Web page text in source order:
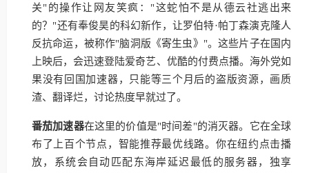
关"的操作让网友笑疯："这蛇怕不是从德云社逃出来
的？"还有奉俊昊的科幻新作，让罗伯特·帕丁森演克隆人
反抗命运，被称作"脑洞版《寄生虫》"。这些片子在国内
上映后，会迅速登陆爱奇艺、优酷的付费点播。海外党如
果没有回国加速器，只能等三个月后的盗版资源，画质
渣、翻译烂，讨论热度早就过了。
番茄加速器在这里的价值是"时间差"的消灭器。它在全球
布了上百个节点，智能推荐最优线路。你在纽约点击播
放，系统会自动匹配东海岸延迟最低的服务器，独享